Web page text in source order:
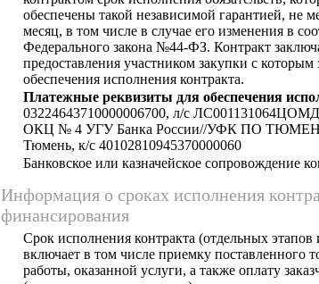
обеспечены такой независимой гарантией, не
месяц, в том числе в случае его изменения в
Федерального закона №44-ФЗ. Контракт
предоставления участником закупки с которым
обеспечения исполнения контракта.
Платежные реквизиты для обеспечения
03224643710000006700, л/c
ОКЦ № 4 УГУ Банка России//УФК ПО
Тюмень, к/c 40102810945370000060
Банковское или казначейское сопровождение
Информация о сроках исполнения
финансирования
Срок исполнения контракта (отдельных этапов
включает в том числе приемку поставленного
работы, оказанной услуги, а также оплату